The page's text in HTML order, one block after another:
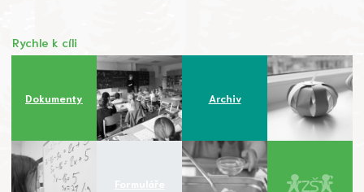
Rychle k cíli
Dokumenty Archiv